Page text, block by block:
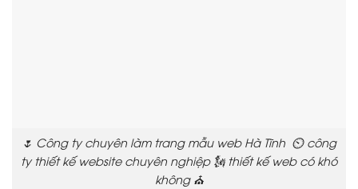
🌷 Công ty chuyên làm trang mẫu web Hà Tĩnh ⏲️ công
ty thiết kế website chuyên nghiệp 🗽 thiết kế web có khó
không ⛪